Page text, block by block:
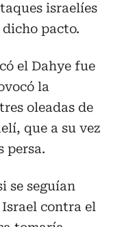
israelíes
pacto.
el Dahye fue
la
oleadas de
que a su vez
persa.
se seguían
contra el